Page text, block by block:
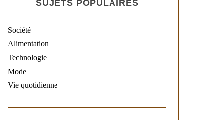
SUJETS POPULAIRES
Société
Alimentation
Technologie
Mode
Vie quotidienne